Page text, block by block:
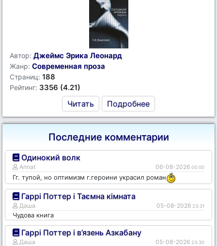
Автор: Джеймс Эрика Леонард
Жанр: Современная проза
Страниц: 188
Рейтинг: 3356 (4.21)
Читать Подробнее
Последние комментарии
Одинокий волк
Annat 06-08-2026 00:00
Гг. тупой, но оптимизм г.героини украсил роман
Гаррі Поттер і Таємна кімната
Даша 05-08-2026 23:31
Чудова книга
Гаррі Поттер і в’язень Азкабану
Даша 05-08-2026 23:30